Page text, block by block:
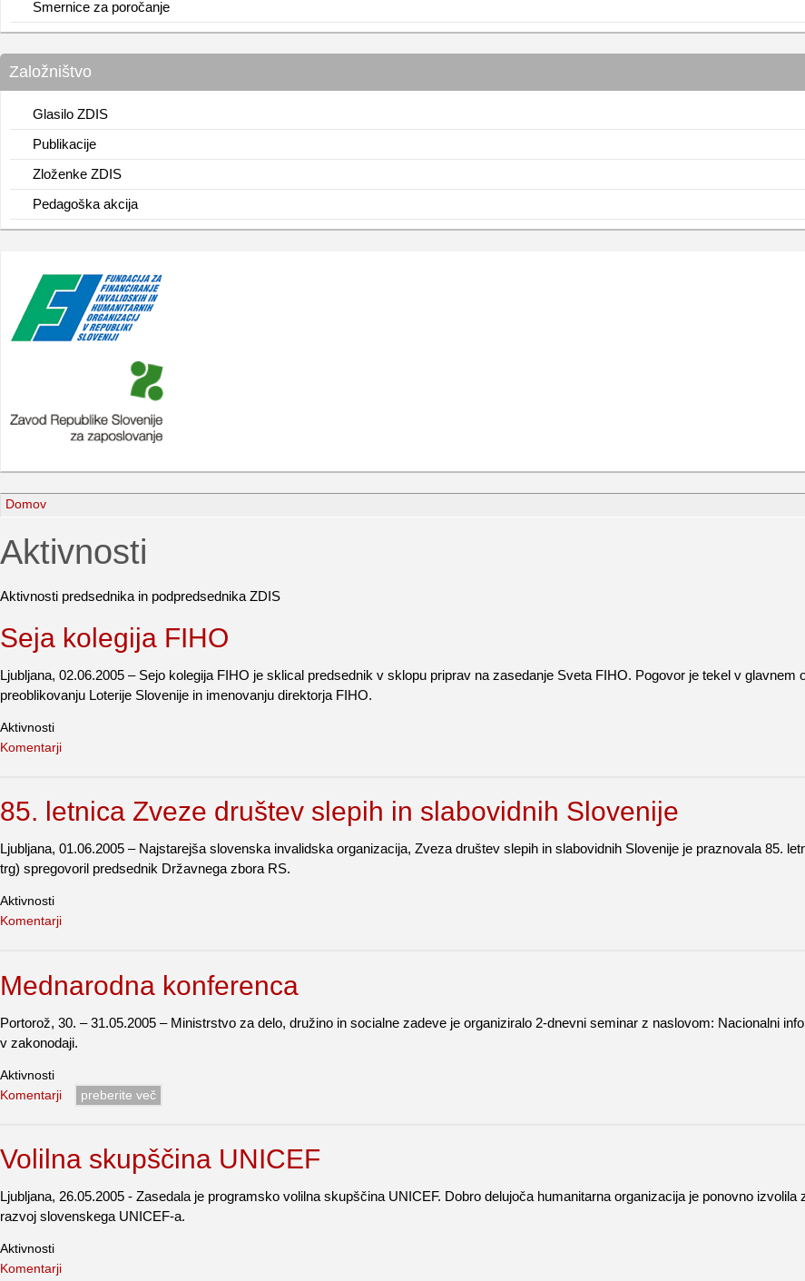
Smernice za poročanje
Založništvo
Glasilo ZDIS
Publikacije
Zloženke ZDIS
Pedagoška akcija
Domov
Aktivnosti
Aktivnosti predsednika in podpredsednika ZDIS
Seja kolegija FIHO
Ljubljana, 02.06.2005 – Sejo kolegija FIHO je sklical predsednik v sklopu priprav na zasedanje Sveta FIHO. Pogovor je tekel v
preoblikovanju Loterije Slovenije in imenovanju direktorja FIHO.
Aktivnosti
Komentarji
85. letnica Zveze društev slepih in slabovidnih Slovenije
Ljubljana, 01.06.2005 – Najstarejša slovenska invalidska organizacija, Zveza društev slepih in slabovidnih Slovenije je praznovala 85.
trg) spregovoril predsednik Državnega zbora RS.
Aktivnosti
Komentarji
Mednarodna konferenca
Portorož, 30. – 31.05.2005 – Ministrstvo za delo, družino in socialne zadeve je organiziralo 2-dnevni seminar z naslovom: Nacionalni
v zakonodaji.
Aktivnosti
Komentarji
preberite več
Volilna skupščina UNICEF
Ljubljana, 26.05.2005 - Zasedala je programsko volilna skupščina UNICEF. Dobro delujoča humanitarna organizacija je ponovno
razvoj slovenskega UNICEF-a.
Aktivnosti
Komentarji